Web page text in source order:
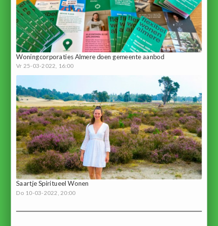
Woningcorporaties Almere doen gemeente aanbod
Vr 25-03-2022, 16:00
Saartje Spiritueel Wonen
Do 10-03-2022, 20:00